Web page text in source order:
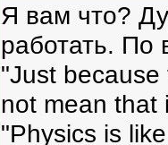
Я вам что?
работать. По
"Just
not mean that
"Physics is